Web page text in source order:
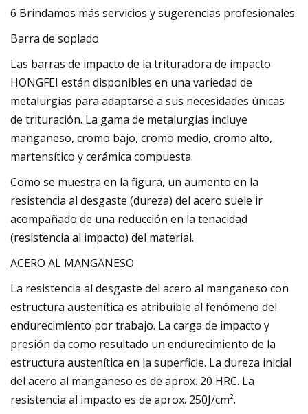
6 Brindamos más servicios y sugerencias profesionales.
Barra de soplado
Las barras de impacto de la trituradora de impacto
HONGFEI están disponibles en una variedad de
metalurgias para adaptarse a sus necesidades únicas
de trituración. La gama de metalurgias incluye
manganeso, cromo bajo, cromo medio, cromo alto,
martensítico y cerámica compuesta.
Como se muestra en la figura, un aumento en la
resistencia al desgaste (dureza) del acero suele ir
acompañado de una reducción en la tenacidad
(resistencia al impacto) del material.
ACERO AL MANGANESO
La resistencia al desgaste del acero al manganeso con
estructura austenítica es atribuible al fenómeno del
endurecimiento por trabajo. La carga de impacto y
presión da como resultado un endurecimiento de la
estructura austenítica en la superficie. La dureza inicial
del acero al manganeso es de aprox. 20 HRC. La
resistencia al impacto es de aprox. 250J/cm².